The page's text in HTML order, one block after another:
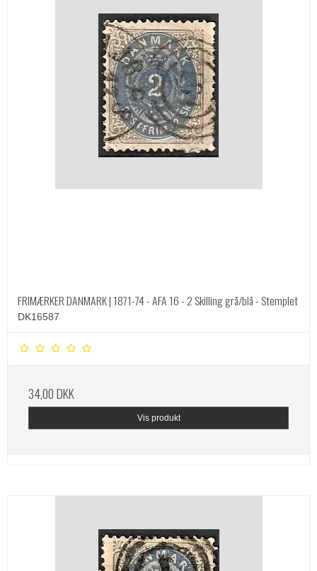
FRIMÆRKER DANMARK | 1871-74 - AFA 16 - 2 Skilling grå/blå - Stemplet
DK16587
34,00 DKK
Vis produkt